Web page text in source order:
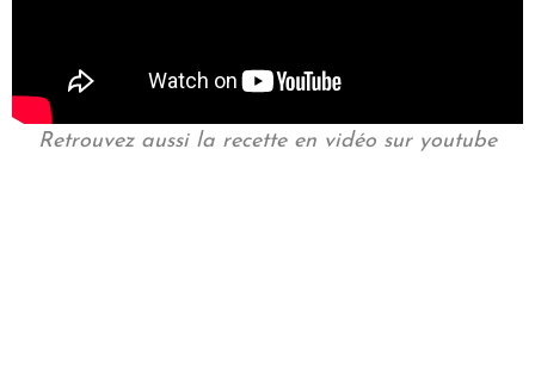
Retrouvez aussi la recette en vidéo sur youtube